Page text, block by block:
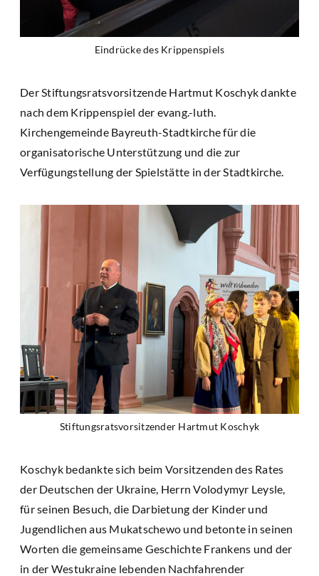
Eindrücke des Krippenspiels
Der Stiftungsratsvorsitzende Hartmut Koschyk dankte
nach dem Krippenspiel der evang.-luth.
Kirchengemeinde Bayreuth-Stadtkirche für die
organisatorische Unterstützung und die zur
Verfügungstellung der Spielstätte in der Stadtkirche.
Stiftungsratsvorsitzender Hartmut Koschyk
Koschyk bedankte sich beim Vorsitzenden des Rates
der Deutschen der Ukraine, Herrn Volodymyr Leysle,
für seinen Besuch, die Darbietung der Kinder und
Jugendlichen aus Mukatschewo und betonte in seinen
Worten die gemeinsame Geschichte Frankens und der
in der Westukraine lebenden Nachfahrender